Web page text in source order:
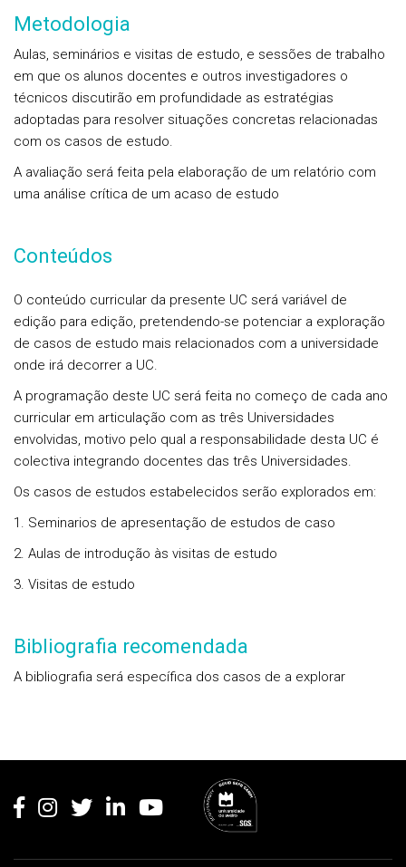
Metodologia
Aulas, seminários e visitas de estudo, e sessões de trabalho
em que os alunos docentes e outros investigadores o
técnicos discutirão em profundidade as estratégias
adoptadas para resolver situações concretas relacionadas
com os casos de estudo.
A avaliação será feita pela elaboração de um relatório com
uma análise crítica de um acaso de estudo
Conteúdos
O conteúdo curricular da presente UC será variável de
edição para edição, pretendendo-se potenciar a exploração
de casos de estudo mais relacionados com a universidade
onde irá decorrer a UC.
A programação deste UC será feita no começo de cada ano
curricular em articulação com as três Universidades
envolvidas, motivo pelo qual a responsabilidade desta UC é
colectiva integrando docentes das três Universidades.
Os casos de estudos estabelecidos serão explorados em:
1. Seminarios de apresentação de estudos de caso
2. Aulas de introdução às visitas de estudo
3. Visitas de estudo
Bibliografia recomendada
A bibliografia será específica dos casos de a explorar